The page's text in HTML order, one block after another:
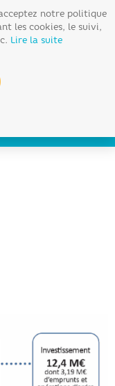
notre politique
les cookies, le suivi,
Lire la suite